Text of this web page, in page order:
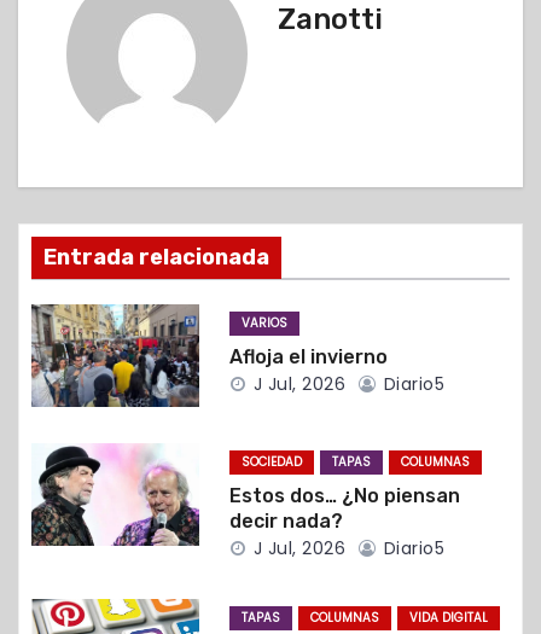
i
ó
n
d
e
e
n
t
r
Zanotti
Entrada relacionada
VARIOS
Afloja el invierno
J Jul, 2026 Diario5
SOCIEDAD TAPAS COLUMNAS
Estos dos… ¿No piensan
decir nada?
J Jul, 2026 Diario5
TAPAS COLUMNAS VIDA DIGITAL